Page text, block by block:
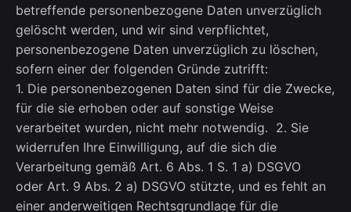
betreffende personenbezogene Daten unverzüglich
gelöscht werden, und wir sind verpflichtet,
personenbezogene Daten unverzüglich zu löschen,
sofern einer der folgenden Gründe zutrifft:
1. Die personenbezogenen Daten sind für die Zwecke,
für die sie erhoben oder auf sonstige Weise
verarbeitet wurden, nicht mehr notwendig. 2. Sie
widerrufen Ihre Einwilligung, auf die sich die
Verarbeitung gemäß Art. 6 Abs. 1 S. 1 a) DSGVO
oder Art. 9 Abs. 2 a) DSGVO stützte, und es fehlt an
einer anderweitigen Rechtsgrundlage für die